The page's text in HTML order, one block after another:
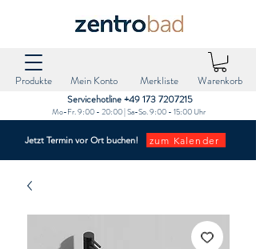
Mein Konto Merkliste Warenkorb
Produkte
Servicehotline +49 173 7207215‬
Mo-Fr. 9:00 - 20:00 | Sa-So. 9:00 - 15:00 Uhr
Jetzt Termin vor Ort buchen! zum Kalender